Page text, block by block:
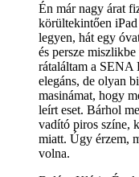
Én már nagy árat
körültekintően
legyen, hát egy
és persze
rátaláltam a SENA
elegáns, de olyan
masinámat, hogy
leírt eset. Bárhol
vadító piros színe,
miatt. Úgy érzem,
volna.